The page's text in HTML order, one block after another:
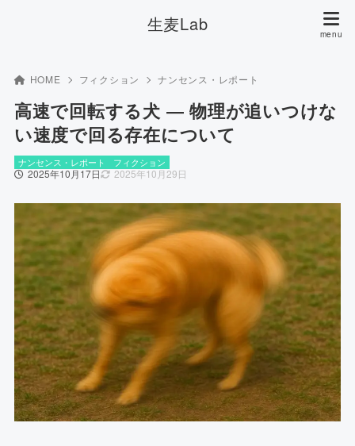
生麦Lab
HOME フィクション ナンセンス・レポート
高速で回転する犬 ― 物理が追いつけな
い速度で回る存在について
2025年10月17日 2025年10月29日
ナンセンス・レポート フィクション